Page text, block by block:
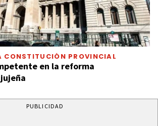
CONSTITUCIÓN PROVINCIAL
en la reforma
PUBLICIDAD